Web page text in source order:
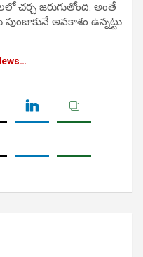
చ‌ర్చ జ‌రుగుతోంది. అంతే
అవ‌కాశం ఉన్న‌ట్టు